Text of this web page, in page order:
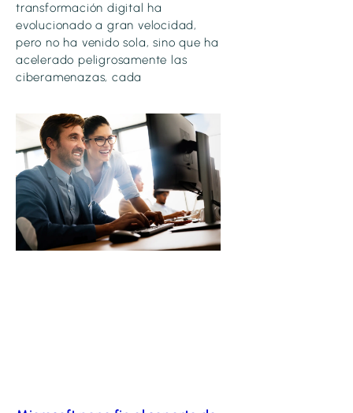
transformación digital ha
evolucionado a gran velocidad,
pero no ha venido sola, sino que ha
acelerado peligrosamente las
ciberamenazas, cada